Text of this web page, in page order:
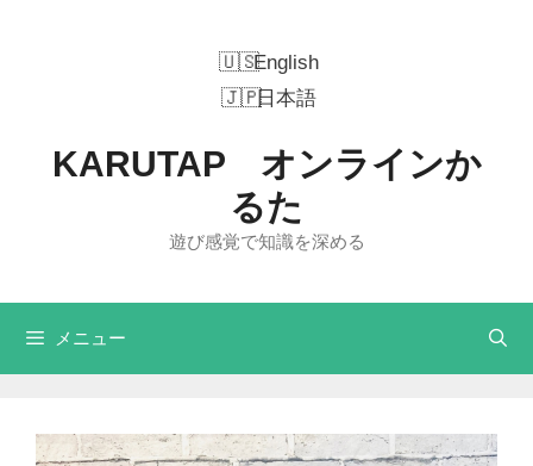
English
日本語
KARUTAP オンラインか
るた
遊び感覚で知識を深める
メニュー